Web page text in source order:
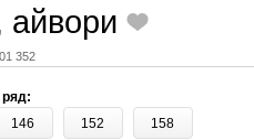
айвори
352
146 152 158